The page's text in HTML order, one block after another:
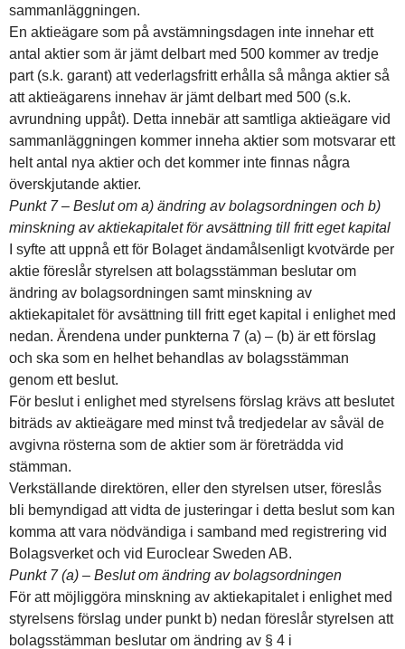
sammanläggningen.
En aktieägare som på avstämningsdagen inte innehar ett
antal aktier som är jämt delbart med 500 kommer av tredje
part (s.k. garant) att vederlagsfritt erhålla så många aktier så
att aktieägarens innehav är jämt delbart med 500 (s.k.
avrundning uppåt). Detta innebär att samtliga aktieägare vid
sammanläggningen kommer inneha aktier som motsvarar ett
helt antal nya aktier och det kommer inte finnas några
överskjutande aktier.
Punkt 7 – Beslut om a) ändring av bolagsordningen och b)
minskning av aktiekapitalet för avsättning till fritt eget kapital
I syfte att uppnå ett för Bolaget ändamålsenligt kvotvärde per
aktie föreslår styrelsen att bolagsstämman beslutar om
ändring av bolagsordningen samt minskning av
aktiekapitalet för avsättning till fritt eget kapital i enlighet med
nedan. Ärendena under punkterna 7 (a) – (b) är ett förslag
och ska som en helhet behandlas av bolagsstämman
genom ett beslut.
För beslut i enlighet med styrelsens förslag krävs att beslutet
biträds av aktieägare med minst två tredjedelar av såväl de
avgivna rösterna som de aktier som är företrädda vid
stämman.
Verkställande direktören, eller den styrelsen utser, föreslås
bli bemyndigad att vidta de justeringar i detta beslut som kan
komma att vara nödvändiga i samband med registrering vid
Bolagsverket och vid Euroclear Sweden AB.
Punkt 7 (a) – Beslut om ändring av bolagsordningen
För att möjliggöra minskning av aktiekapitalet i enlighet med
styrelsens förslag under punkt b) nedan föreslår styrelsen att
bolagsstämman beslutar om ändring av § 4 i